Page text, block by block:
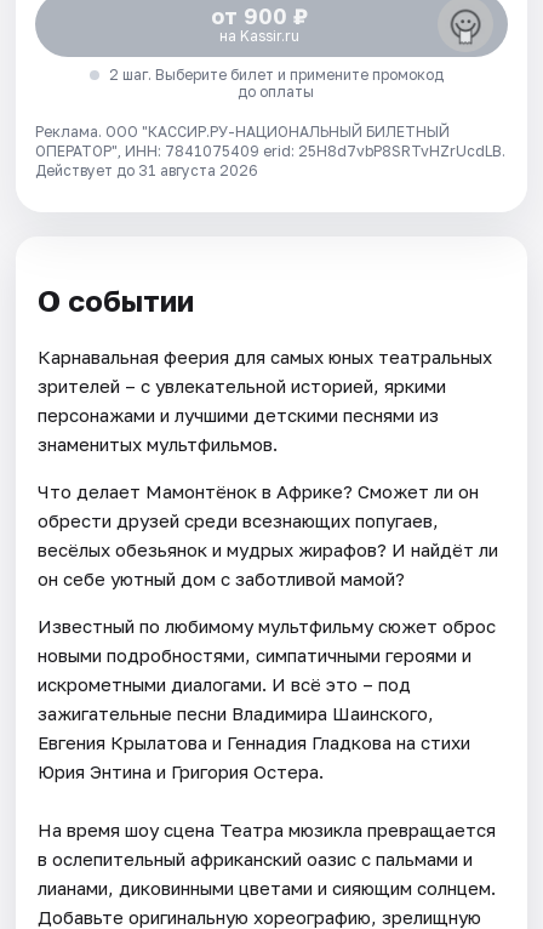
от 900 ₽
на Kassir.ru
2 шаг. Выберите билет и примените промокод
до оплаты
Реклама. ООО "КАССИР.РУ-НАЦИОНАЛЬНЫЙ БИЛЕТНЫЙ
ОПЕРАТОР", ИНН: 7841075409 erid: 25H8d7vbP8SRTvHZrUcdLB.
Действует до 31 августа 2026
О событии
Карнавальная феерия для самых юных театральных
зрителей – с увлекательной историей, яркими
персонажами и лучшими детскими песнями из
знаменитых мультфильмов.
Что делает Мамонтёнок в Африке? Сможет ли он
обрести друзей среди всезнающих попугаев,
весёлых обезьянок и мудрых жирафов? И найдёт ли
он себе уютный дом с заботливой мамой?
Известный по любимому мультфильму сюжет оброс
новыми подробностями, симпатичными героями и
искрометными диалогами. И всё это – под
зажигательные песни Владимира Шаинского,
Евгения Крылатова и Геннадия Гладкова на стихи
Юрия Энтина и Григория Остера.
На время шоу сцена Театра мюзикла превращается
в ослепительный африканский оазис с пальмами и
лианами, диковинными цветами и сияющим солнцем.
Добавьте оригинальную хореографию, зрелищную